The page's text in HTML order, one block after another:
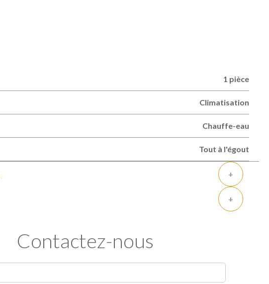
1 pièce
Climatisation
Chauffe-eau
Tout à l'égout
+
+
Contactez-nous